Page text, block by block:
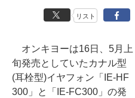
リスト
オンキヨーは16日、5月上
旬発売としていたカナル型
(耳栓型)イヤフォン「IE-HF
300」と「IE-FC300」の発